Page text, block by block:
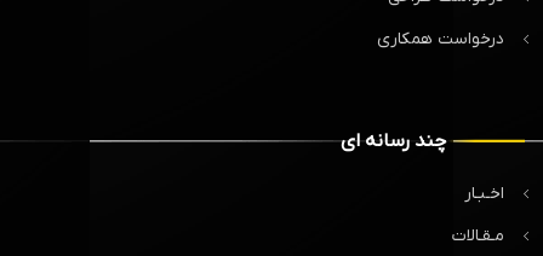
درخواست همکاری
چند رسانه ای
اخـبـار
مـقـالات